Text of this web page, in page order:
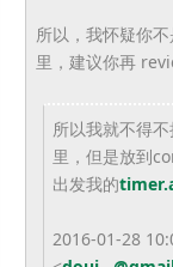
所以，我怀疑你
里，建议你再
所以我就不得
里，但是放到
出发我的
2016-01-28